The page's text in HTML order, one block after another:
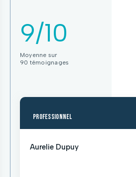
9/10
Moyenne sur
90 témoignages
professionnel
Aurelie Dupuy